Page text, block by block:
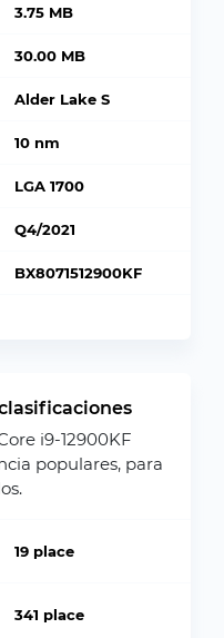
3.75 MB
30.00 MB
Alder Lake S
10 nm
LGA 1700
Q4/2021
BX8071512900KF
i9-12900KF
populares, para
19 place
341 place